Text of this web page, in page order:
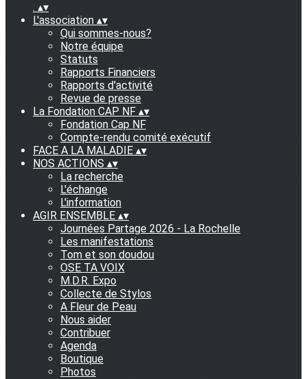
. ▴▾
L'association ▴▾
Qui sommes-nous?
Notre équipe
Statuts
Rapports Financiers
Rapports d'activité
Revue de presse
La Fondation CAP NF ▴▾
Fondation Cap NF
Compte-rendu comité exécutif
FACE A LA MALADIE ▴▾
NOS ACTIONS ▴▾
La recherche
L'échange
L'information
AGIR ENSEMBLE ▴▾
Journées Partage 2026 - La Rochelle
Les manifestations
Tom et son doudou
OSE TA VOIX
M.D.R. Expo
Collecte de Stylos
A Fleur de Peau
Nous aider
Contribuer
Agenda
Boutique
Photos